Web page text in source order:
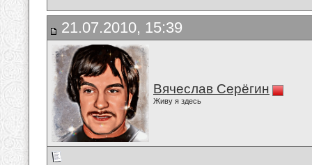
21.07.2010, 15:39
Вячеслав Серёгин
Живу я здесь